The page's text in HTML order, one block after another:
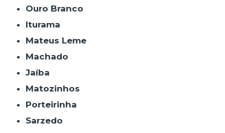
Ouro Branco
Iturama
Mateus Leme
Machado
Jaíba
Matozinhos
Porteirinha
Sarzedo